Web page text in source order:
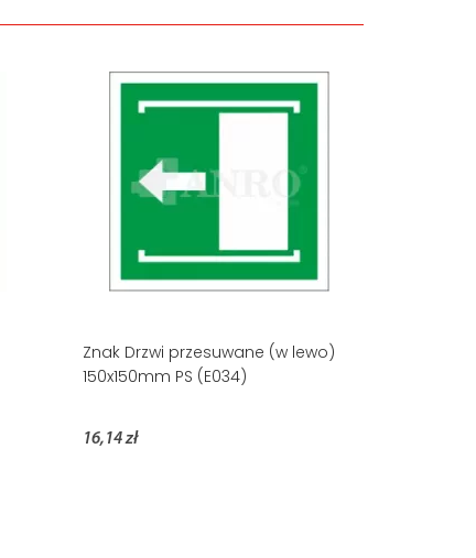
Znak Drzwi przesuwane (w lewo)
150x150mm PS (E034)
16,14 zł